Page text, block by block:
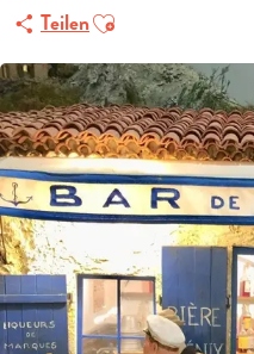
TeilenAjouter aux favoris